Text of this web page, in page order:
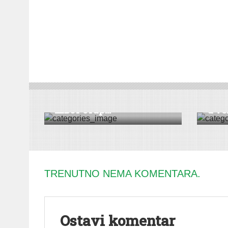
DRUŠTVO|PROJEKTI|VESTI
Швет стар...
u
TRENUTNO NEMA KOMENTARA.
Ostavi komentar